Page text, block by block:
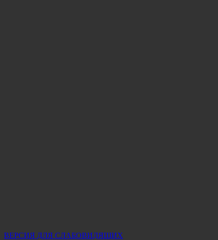
ВЕРСИЯ ДЛЯ СЛАБОВИДЯЩИХ